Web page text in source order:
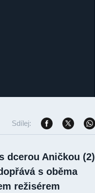
Sdílej:
dcerou Aničkou (2)
s oběma
režisérem